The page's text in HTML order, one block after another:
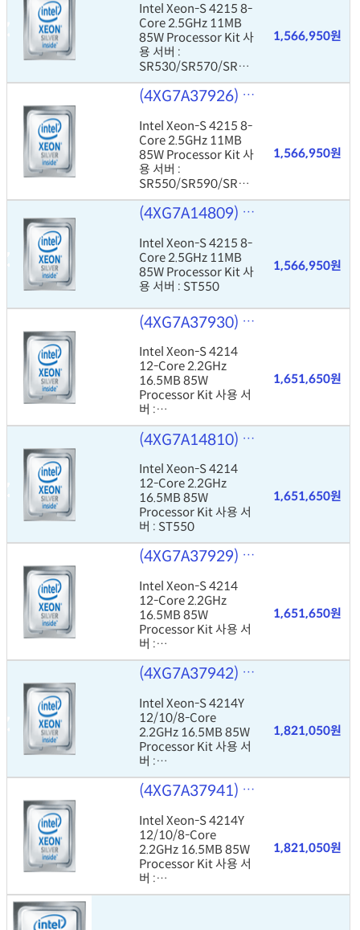
Intel Xeon-S 4215 8-
Core 2.5GHz 11MB
85W Processor Kit 사
용 서버 :
SR530/SR570/SR63
0
1,566,950원
(4XG7A37926) Intel Xeon-S
Intel Xeon-S 4215 8-
Core 2.5GHz 11MB
85W Processor Kit 사
용 서버 :
SR550/SR590/SR65
0
1,566,950원
(4XG7A14809) Intel Xeon-S
Intel Xeon-S 4215 8-
Core 2.5GHz 11MB
85W Processor Kit 사
용 서버 : ST550
1,566,950원
(4XG7A37930) Intel Xeon-S
Intel Xeon-S 4214
12-Core 2.2GHz
16.5MB 85W
Processor Kit 사용 서
버 :
SR530/SR570/SR63
0
1,651,650원
(4XG7A14810) Intel Xeon-S
Intel Xeon-S 4214
12-Core 2.2GHz
16.5MB 85W
Processor Kit 사용 서
버 : ST550
1,651,650원
(4XG7A37929) Intel Xeon-S
Intel Xeon-S 4214
12-Core 2.2GHz
16.5MB 85W
Processor Kit 사용 서
버 :
SR550/SR590/SR65
0
1,651,650원
(4XG7A37942) Intel Xeon-S
Intel Xeon-S 4214Y
12/10/8-Core
2.2GHz 16.5MB 85W
Processor Kit 사용 서
버 :
SR530/SR570/SR63
0
1,821,050원
(4XG7A37941) Intel Xeon-S
Intel Xeon-S 4214Y
12/10/8-Core
2.2GHz 16.5MB 85W
Processor Kit 사용 서
버 :
SR550/SR590/SR65
1,821,050원